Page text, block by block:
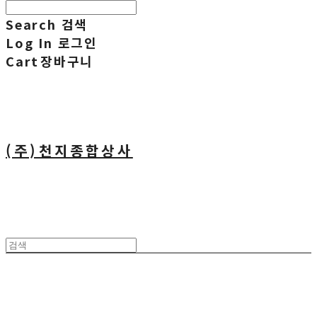
Search 검색
Log In 로그인
Cart장바구니
(주)천지종합상사